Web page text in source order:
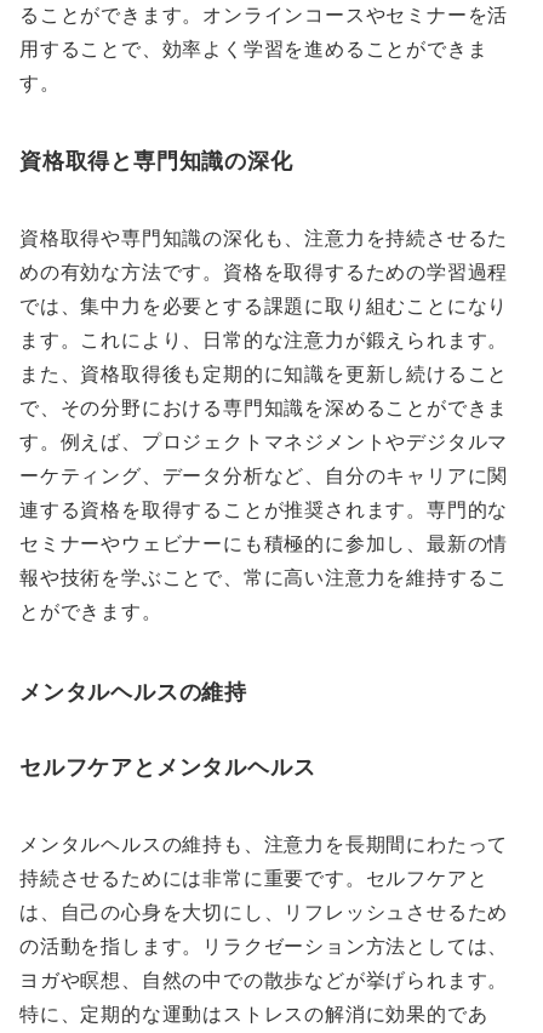
ることができます。オンラインコースやセミナーを活
用することで、効率よく学習を進めることができま
す。
資格取得と専門知識の深化
資格取得や専門知識の深化も、注意力を持続させるた
めの有効な方法です。資格を取得するための学習過程
では、集中力を必要とする課題に取り組むことになり
ます。これにより、日常的な注意力が鍛えられます。
また、資格取得後も定期的に知識を更新し続けること
で、その分野における専門知識を深めることができま
す。例えば、プロジェクトマネジメントやデジタルマ
ーケティング、データ分析など、自分のキャリアに関
連する資格を取得することが推奨されます。専門的な
セミナーやウェビナーにも積極的に参加し、最新の情
報や技術を学ぶことで、常に高い注意力を維持するこ
とができます。
メンタルヘルスの維持
セルフケアとメンタルヘルス
メンタルヘルスの維持も、注意力を長期間にわたって
持続させるためには非常に重要です。セルフケアと
は、自己の心身を大切にし、リフレッシュさせるため
の活動を指します。リラクゼーション方法としては、
ヨガや瞑想、自然の中での散歩などが挙げられます。
特に、定期的な運動はストレスの解消に効果的であ